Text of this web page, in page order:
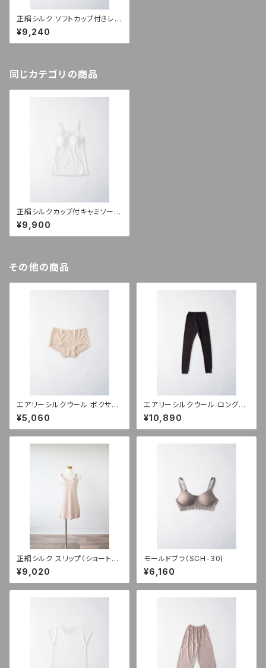
正絹シルク ソフトカップ付きレー
スキャミソール（LN-84)
¥9,240
同じカテゴリの商品
正絹シルクカップ付キャミソール
（SK-10A)
¥9,900
その他の商品
エアリーシルクウール ボクサー
ショーツ（SW-1)
¥5,060
エアリーシルクウール ロングボ
トム（SW-10)
¥10,890
正絹シルク スリップ（ショート
丈）（NT-75)
¥9,020
モールドブラ（SCH-30)
¥6,160